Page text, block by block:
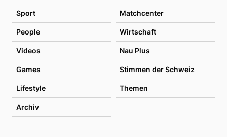
Sport Matchcenter
People Wirtschaft
Videos Nau Plus
Games Stimmen der Schweiz
Lifestyle Themen
Archiv